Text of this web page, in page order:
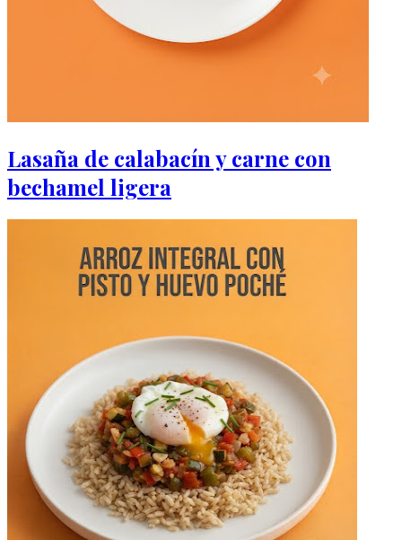
Lasaña de calabacín y carne con
bechamel ligera